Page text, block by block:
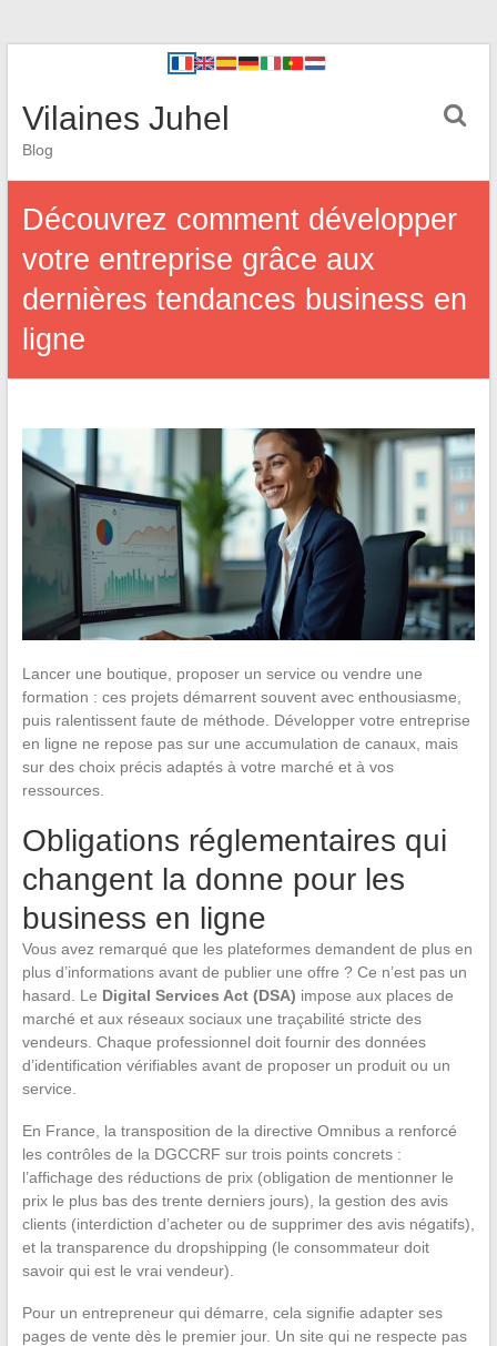
Vilaines Juhel
Blog
Découvrez comment développer
votre entreprise grâce aux
dernières tendances business en
ligne
Lancer une boutique, proposer un service ou vendre une
formation : ces projets démarrent souvent avec enthousiasme,
puis ralentissent faute de méthode. Développer votre entreprise
en ligne ne repose pas sur une accumulation de canaux, mais
sur des choix précis adaptés à votre marché et à vos
ressources.
Obligations réglementaires qui
changent la donne pour les
business en ligne
Vous avez remarqué que les plateformes demandent de plus en
plus d’informations avant de publier une offre ? Ce n’est pas un
hasard. Le Digital Services Act (DSA) impose aux places de
marché et aux réseaux sociaux une traçabilité stricte des
vendeurs. Chaque professionnel doit fournir des données
d’identification vérifiables avant de proposer un produit ou un
service.
En France, la transposition de la directive Omnibus a renforcé
les contrôles de la DGCCRF sur trois points concrets :
l’affichage des réductions de prix (obligation de mentionner le
prix le plus bas des trente derniers jours), la gestion des avis
clients (interdiction d’acheter ou de supprimer des avis négatifs),
et la transparence du dropshipping (le consommateur doit
savoir qui est le vrai vendeur).
Pour un entrepreneur qui démarre, cela signifie adapter ses
pages de vente dès le premier jour. Un site qui ne respecte pas